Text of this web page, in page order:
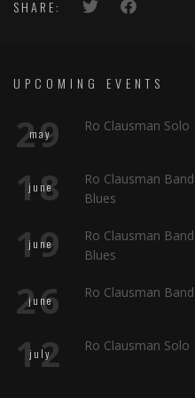
SHARE:
UPCOMING EVENTS
29
may Ro Clausman Solo
18
june
Ro Clausman
Blues
19
june
Ro Clausman
Blues
26
june Ro Clausman
12
july Ro Clausman Solo